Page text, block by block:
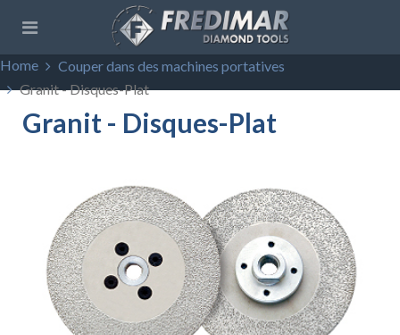
Home
Couper dans des machines portatives
Granit - Disques-Plat
Granit - Disques-Plat